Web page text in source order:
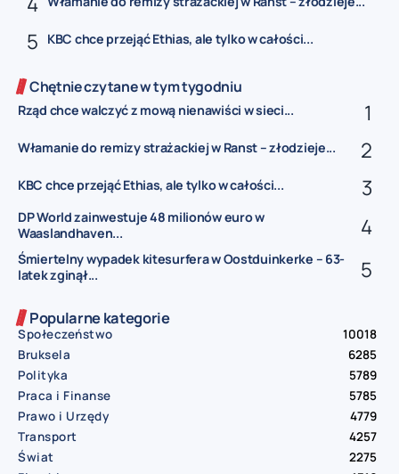
KBC chce przejąć Ethias, ale tylko w całości...
Chętnie czytane w tym tygodniu
Rząd chce walczyć z mową nienawiści w sieci...
Włamanie do remizy strażackiej w Ranst – złodzieje...
KBC chce przejąć Ethias, ale tylko w całości...
DP World zainwestuje 48 milionów euro w
Waaslandhaven...
Śmiertelny wypadek kitesurfera w Oostduinkerke – 63-
latek zginął...
Popularne kategorie
Społeczeństwo
10018
Bruksela
6285
Polityka
5789
Praca i Finanse
5785
Prawo i Urzędy
4779
Transport
4257
Świat
2275